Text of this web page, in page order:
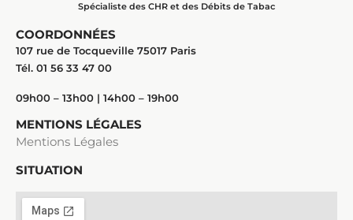
Spécialiste des CHR et des Débits de Tabac
COORDONNÉES
107 rue de Tocqueville 75017 Paris
Tél. 01 56 33 47 00
09h00 – 13h00 | 14h00 – 19h00
MENTIONS LÉGALES
Mentions Légales
SITUATION